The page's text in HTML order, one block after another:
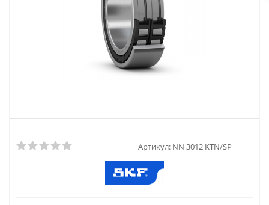
Артикул: NN 3012 KTN/SP